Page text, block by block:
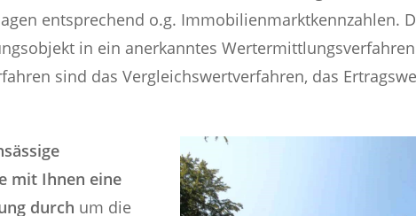
entsprechend o.g. Immobilienmarktkennzahlen.
in ein anerkanntes
sind das Vergleichswertverfahren, das
mit Ihnen eine
durch um die